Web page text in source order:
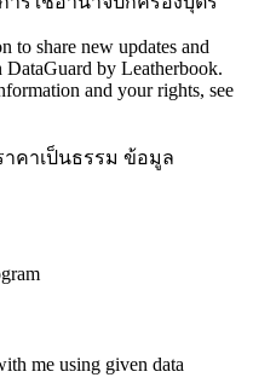
to share new updates and
DataGuard by Leatherbook.
and your rights, see
คาเป็นธรรม ข้อมูล
me using given data